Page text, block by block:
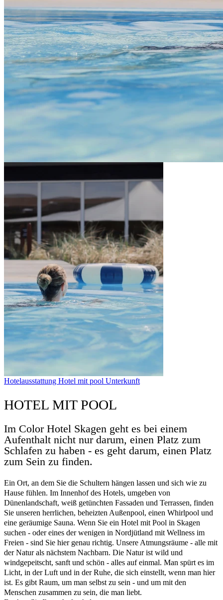
Hotelausstattung Hotel mit pool Unterkunft
HOTEL MIT POOL
Im Color Hotel Skagen geht es bei einem
Aufenthalt nicht nur darum, einen Platz zum
Schlafen zu haben - es geht darum, einen Platz
zum Sein zu finden.
Ein Ort, an dem Sie die Schultern hängen lassen und sich wie zu
Hause fühlen. Im Innenhof des Hotels, umgeben von
Dünenlandschaft, weiß getünchten Fassaden und Terrassen, finden
Sie unseren herrlichen, beheizten Außenpool, einen Whirlpool und
eine geräumige Sauna. Wenn Sie ein Hotel mit Pool in Skagen
suchen - oder eines der wenigen in Nordjütland mit Wellness im
Freien - sind Sie hier genau richtig. Unsere Atmungsräume - alle mit
der Natur als nächstem Nachbarn. Die Natur ist wild und
windgepeitscht, sanft und schön - alles auf einmal. Man spürt es im
Licht, in der Luft und in der Ruhe, die sich einstellt, wenn man hier
ist. Es gibt Raum, um man selbst zu sein - und um mit den
Menschen zusammen zu sein, die man liebt.